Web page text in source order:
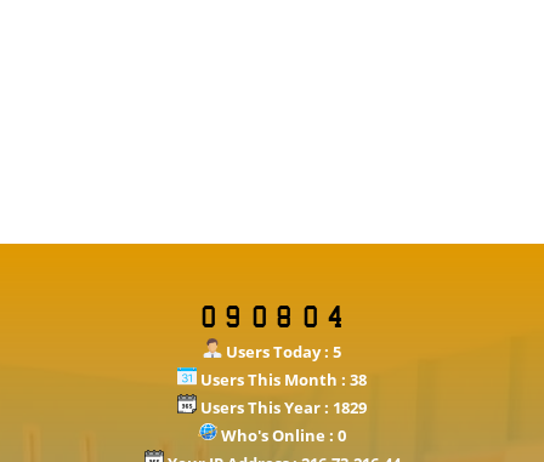
Users Today : 5
Users This Month : 38
Users This Year : 1829
Who's Online : 0